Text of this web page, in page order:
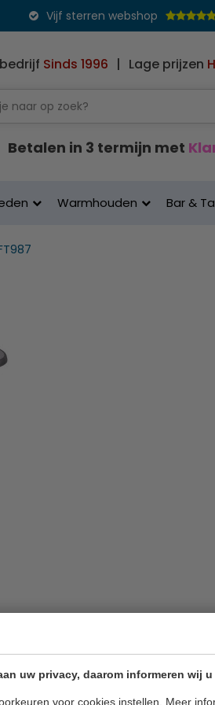
uw privacy, daarom informeren wij
voor cookies instellen. Meer
Vijf sterren webshop
Sinds 1996 | Lage prijzen
Betalen in 3 termijn met
Warmhouden Bar &